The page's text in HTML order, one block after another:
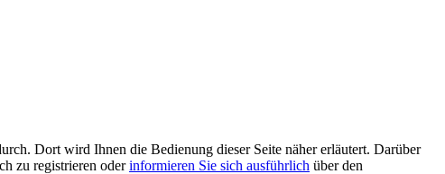
Dort wird Ihnen die Bedienung dieser Seite näher erläutert. Darüber
zu registrieren oderinformieren Sie sich ausführlich über den